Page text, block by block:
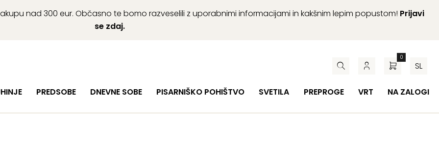
nad 300 eur. Občasno te bomo razveselili z uporabnimi informacijami in kakšnim lepim popustom! Prijavi
se zdaj.
0
SL
PREDSOBE DNEVNE SOBE PISARNIŠKO POHIŠTVO SVETILA PREPROGE VRT NA ZALOGI